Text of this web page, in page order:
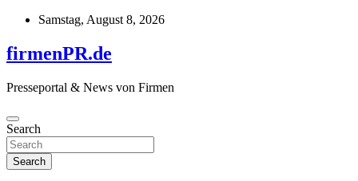
Skip
content
Samstag, August 8, 2026
firmenPR.de
Presseportal & News von Firmen
Search
Search